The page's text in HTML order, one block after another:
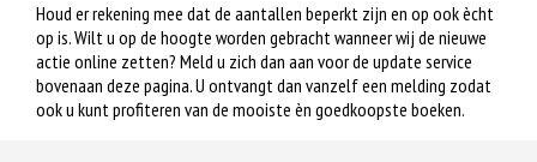
Houd er rekening mee dat de aantallen beperkt zijn en op ook ècht
op is. Wilt u op de hoogte worden gebracht wanneer wij de nieuwe
actie online zetten? Meld u zich dan aan voor de update service
bovenaan deze pagina. U ontvangt dan vanzelf een melding zodat
ook u kunt profiteren van de mooiste èn goedkoopste boeken.